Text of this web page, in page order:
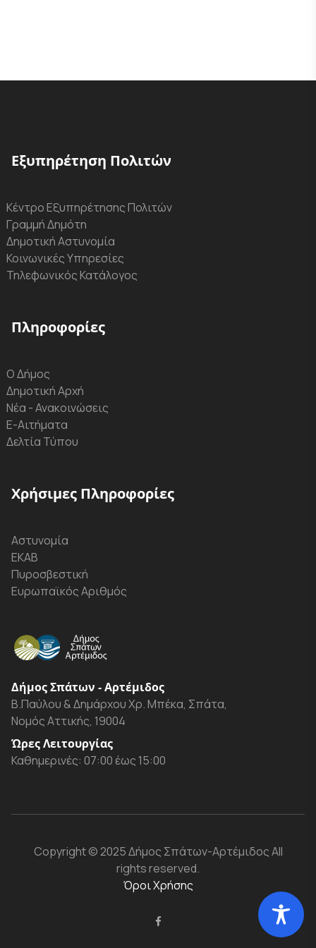
Εξυπηρέτηση Πολιτών
Κέντρο Εξυπηρέτησης Πολιτών
Γραμμή Δημότη
Δημοτική Αστυνομία
Κοινωνικές Υπηρεσίες
Τηλεφωνικός Κατάλογος
Πληροφορίες
Ο Δήμος
Δημοτική Αρχή
Νέα - Ανακοινώσεις
Ε-Αιτήματα
Δελτία Τύπου
Χρήσιμες Πληροφορίες
Αστυνομία
ΕΚΑΒ
Πυροσβεστική
Ευρωπαϊκός Αριθμός
Δήμος Σπάτων - Αρτέμιδος
Β.Παύλου & Δημάρχου Χρ. Μπέκα, Σπάτα,
Νομός Αττικής, 19004
Ώρες Λειτουργίας
Καθημερινές: 07:00 έως 15:00
Copyright© 2025 Δήμος Σπάτων-ΑρτέμιδοςAll
rights reserved.
Όροι Χρήσης